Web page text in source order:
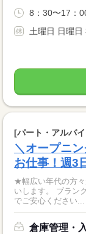
8：30〜17：
土曜日 日曜日
[パート・アルバ
＼オープニ
お仕事！週3
★幅広い年代の方
いします。 ブランクがある方でも大丈夫！ 優しく指導いたしますの
でご安心ください...
倉庫管理・